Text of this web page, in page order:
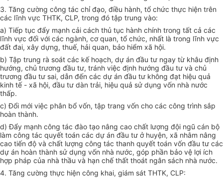
3. Tăng cường công tác chỉ đạo, điều hành, tổ chức thực hiện trên
các lĩnh vực THTK, CLP, trong đó tập trung vào:
a) Tiếp tục đẩy mạnh cải cách thủ tục hành chính trong tất cả các
lĩnh vực đối với các ngành, cơ quan, tổ chức, nhất là trong lĩnh vực
đất đai, xây dựng, thuế, hải quan, bảo hiểm xã hội.
b) Tập trung rà soát các kế hoạch, dự án đầu tư ngay từ khâu định
hướng, chủ trương đầu tư, tránh việc định hướng đầu tư và chủ
trương đầu tư sai, dẫn đến các dự án đầu tư không đạt hiệu quả
kinh tế - xã hội, đầu tư dàn trải, hiệu quả sử dụng vốn nhà nước
thấp.
c) Đổi mới việc phân bổ vốn, tập trang vốn cho các công trình sắp
hoàn thành.
d) Đẩy mạnh công tác đào tạo nâng cao chất lượng đội ngũ cán bộ
làm công tác quyết toán các dự án đầu tư ở huyện, xã nhằm nâng
cao tiến độ và chất lượng công tác thanh quyết toán vốn đầu tư các
dự án hoàn thành sử dụng vốn nhà nước, góp phần bảo vệ lợi ích
hợp pháp của nhà thầu và hạn chế thất thoát ngân sách nhà nước.
4. Tăng cường thực hiện công khai, giám sát THTK, CLP: